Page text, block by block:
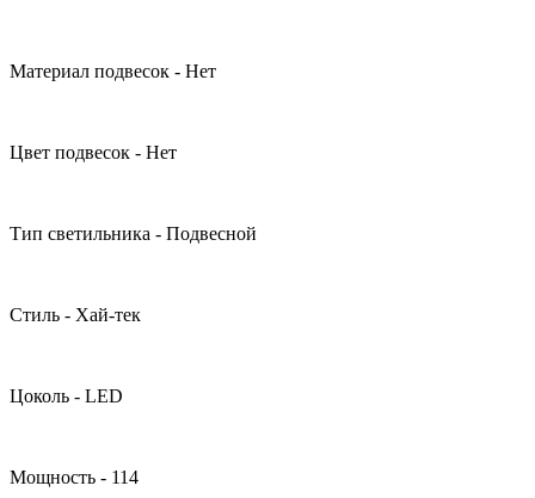
Материал подвесок - Нет
Цвет подвесок - Нет
Тип светильника - Подвесной
Стиль - Хай-тек
Цоколь - LED
Мощность - 114